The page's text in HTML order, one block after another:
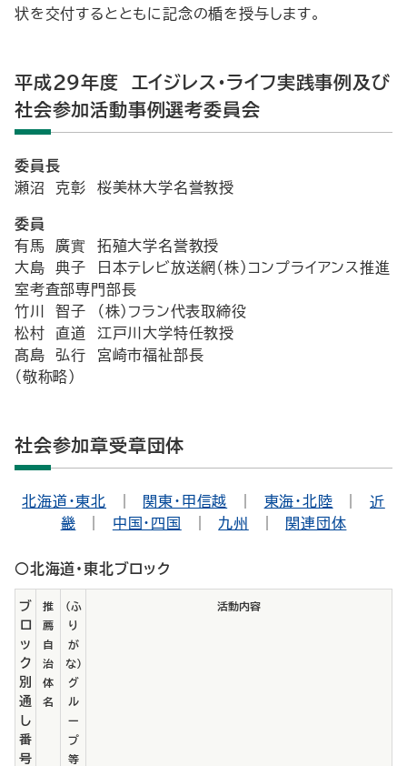
状を交付するとともに記念の楯を授与します｡
平成29年度 エイジレス・ライフ実践事例及び
社会参加活動事例選考委員会
委員長
瀬沼 克彰 桜美林大学名誉教授
委員
有馬 廣實 拓殖大学名誉教授
大島 典子 日本テレビ放送網（株）コンプライアンス推進
室考査部専門部長
竹川 智子 （株）フラン代表取締役
松村 直道 江戸川大学特任教授
髙島 弘行 宮崎市福祉部長
（敬称略）
社会参加章受章団体
北海道・東北 関東・甲信越 東海・北陸 ｜近
畿
中国・四国 九州 関連団体
○北海道・東北ブロック
ブ
ロ
ッ
ク
別
通
し
番
号
推
薦
自
治
体
名
（ふ
り
が
な）
グ
ル
ー
プ
等
活動内容